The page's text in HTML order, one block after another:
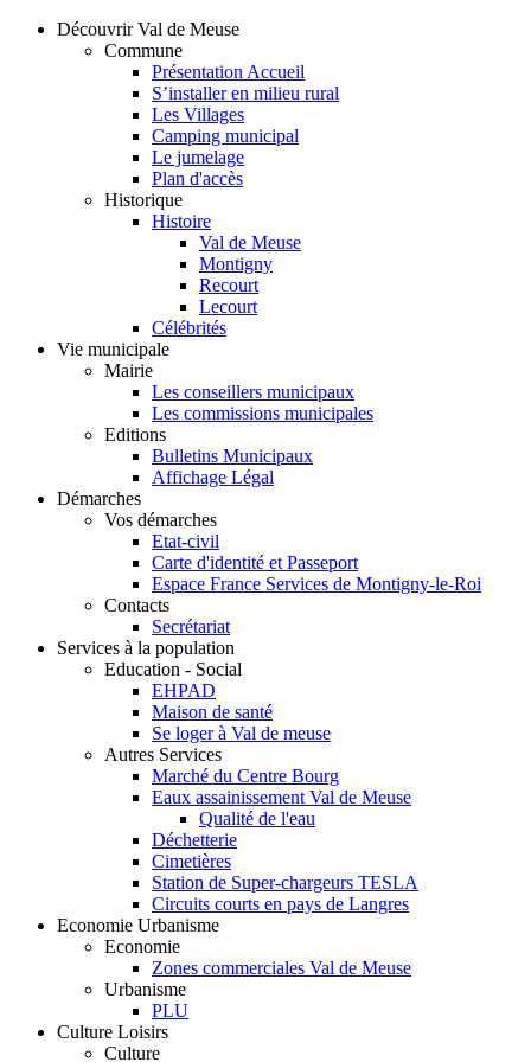
Découvrir Val de Meuse
Commune
Présentation Accueil
S’installer en milieu rural
Les Villages
Camping municipal
Le jumelage
Plan d'accès
Historique
Histoire
Val de Meuse
Montigny
Recourt
Lecourt
Célébrités
Vie municipale
Mairie
Les conseillers municipaux
Les commissions municipales
Editions
Bulletins Municipaux
Affichage Légal
Démarches
Vos démarches
Etat-civil
Carte d'identité et Passeport
Espace France Services de Montigny-le-Roi
Contacts
Secrétariat
Services à la population
Education - Social
EHPAD
Maison de santé
Se loger à Val de meuse
Autres Services
Marché du Centre Bourg
Eaux assainissement Val de Meuse
Qualité de l'eau
Déchetterie
Cimetières
Station de Super-chargeurs TESLA
Circuits courts en pays de Langres
Economie Urbanisme
Economie
Zones commerciales Val de Meuse
Urbanisme
PLU
Culture Loisirs
Culture